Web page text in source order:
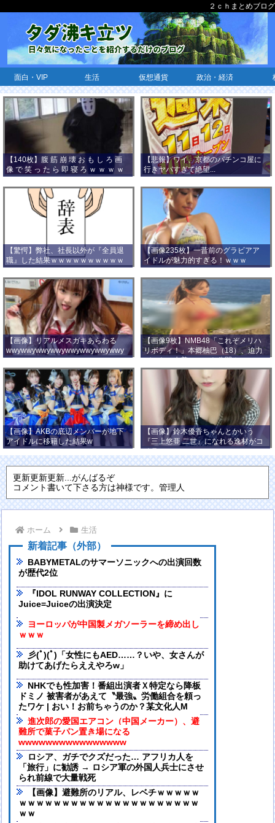
２ｃｈまとめブログ
面白・VIP 生活 仮想通貨 政治・経済
【140枚】腹 筋 崩 壊 お も し ろ 画
像 で 笑 っ た ら 即 寝 ろ ｗ ｗ ｗ ｗ
ｗ ｗ ｗ ｗ ｗ ｗ ｗ ｗ
【悲報】ワイ、京都のパチンコ屋に
行きヤバすぎて絶望...
【驚愕】弊社、社長以外が『全員退
職』した結果ｗｗｗｗｗｗｗｗｗｗ
ｗｗｗ
【画像235枚】一昔前のグラビアア
イドルが魅力的すぎる！ｗｗｗ
【画像】リアルメスガキあらわる
wwywwywwywwywwywwywwywwy
wwy
【画像9枚】NMB48「これぞメリハ
リボディ！」本郷柚巴（18）、迫力
バストの水着ショット公開！
【画像】AKBの底辺メンバーが地下
アイドルに移籍した結果w
【画像】鈴木優香ちゃんとかいう
『三上悠亜 二世』になれる逸材がコ
チラ
更新更新更新...がんばるぞ
コメント書いて下さる方は神様です。管理人
ホーム 生活
新着記事（外部）
BABYMETALのサマーソニックへの出演回数
が歴代2位
『IDOL RUNWAY COLLECTION』に
Juice=Juiceの出演決定
ヨーロッパが中国製メガソーラーを締め出し
ｗｗｗ
彡(ﾟ)(ﾟ)「女性にもAED……？いや、女さんが
助けてあげたらええやろw」
NHKでも性加害！番組出演者Ｘ特定なら降板
ドミノ 被害者があえて〝最強〟労働組合を頼っ
たワケ | おい！お前ちゃうのか？某文化人M
進次郎の愛国エアコン（中国メーカー）、避
難所で菓子パン置き場になる
wwwwwwwwwwwwwwww
ロシア、ガチでクズだった… アフリカ人を
「旅行」に勧誘 → ロシア軍の外国人兵士にさせ
られ前線で大量戦死
【画像】避難所のリアル、レベチｗｗｗｗｗ
ｗｗｗｗｗｗｗｗｗｗｗｗｗｗｗｗｗｗｗｗｗ
ｗｗ